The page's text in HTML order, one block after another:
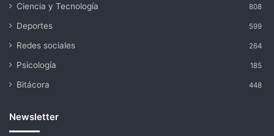
Ciencia y Tecnología 808
Deportes 599
Redes sociales 264
Psicología 185
Bitácora 448
Newsletter